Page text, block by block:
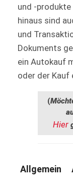
und -
hinaus sind
und
Dokuments
ein Autokauf
oder der Kauf
(
Hier
Allgemein